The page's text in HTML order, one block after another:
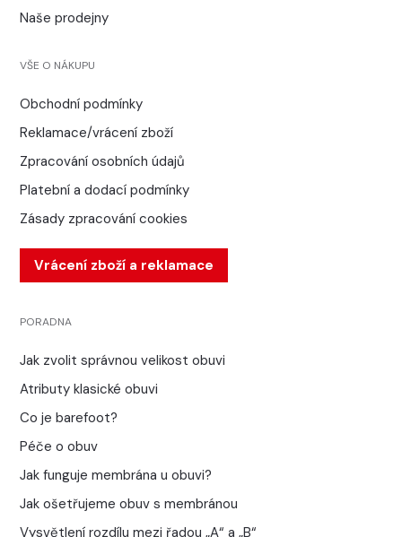
Naše prodejny
VŠE O NÁKUPU
Obchodní podmínky
Reklamace/vrácení zboží
Zpracování osobních údajů
Platební a dodací podmínky
Zásady zpracování cookies
Vrácení zboží a reklamace
PORADNA
Jak zvolit správnou velikost obuvi
Atributy klasické obuvi
Co je barefoot?
Péče o obuv
Jak funguje membrána u obuvi?
Jak ošetřujeme obuv s membránou
Vysvětlení rozdílu mezi řadou „A“ a „B“